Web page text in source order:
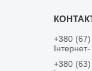
+380
+380